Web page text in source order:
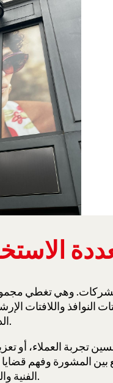
للشركات. وهي تغطي
النوافذ واللافتات
الداخل أو الخارج.
تجربة العملاء، أو
المشورة وفهم قضايا
الفنية والشعور بالخدمة.